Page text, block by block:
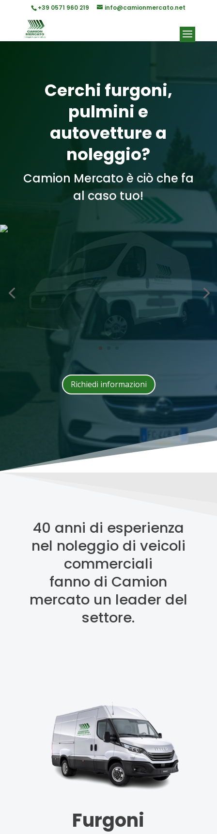
+39 0571 960 219 info@camionmercato.net
Cerchi furgoni,
pulmini e
autovetture a
noleggio?
Camion Mercato è ciò che fa
al caso tuo!
Richiedi informazioni
40 anni di esperienza
nel noleggio di veicoli
commerciali
fanno di Camion
mercato un leader del
settore.
Furgoni